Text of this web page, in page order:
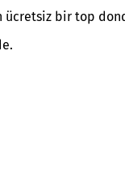
ücretsiz bir top